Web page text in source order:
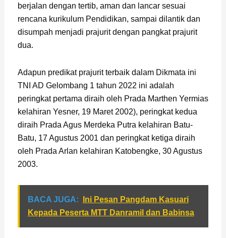
berjalan dengan tertib, aman dan lancar sesuai
rencana kurikulum Pendidikan, sampai dilantik dan
disumpah menjadi prajurit dengan pangkat prajurit
dua.
Adapun predikat prajurit terbaik dalam Dikmata ini
TNI AD Gelombang 1 tahun 2022 ini adalah
peringkat pertama diraih oleh Prada Marthen Yermias
kelahiran Yesner, 19 Maret 2002), peringkat kedua
diraih Prada Agus Merdeka Putra kelahiran Batu-
Batu, 17 Agustus 2001 dan peringkat ketiga diraih
oleh Prada Arlan kelahiran Katobengke, 30 Agustus
2003.
BACA JUGA:
Ini Pesan Pangdam Kasuari
Kepada Peserta MTT Danramil dan Babinsa